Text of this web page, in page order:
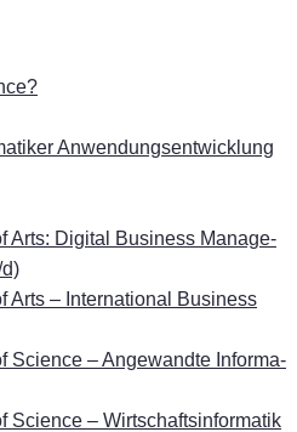
An­wen­dungs­ent­wick­lung
Arts: Di­gi­tal Busi­ness Ma­nage­
Arts – In­ter­na­tio­nal Busi­ness
Sci­ence – An­ge­wand­te In­for­ma­
Sci­ence – Wirt­schafts­in­for­ma­tik